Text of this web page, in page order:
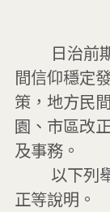
間信仰穩定
策，地方民
園、市區改
及事務。
正等說明。